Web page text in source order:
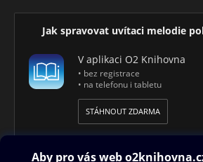
Jak spravovat uvítaci melodie
V aplikaci O2 Knihovna
• bez registrace
• na telefonu i tabletu
STÁHNOUT ZDARMA